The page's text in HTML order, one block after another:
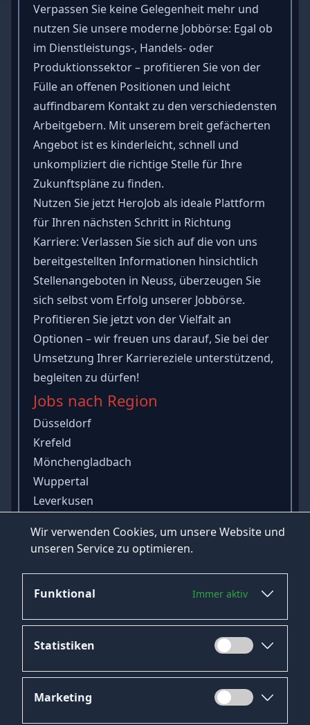
Wir verwenden Cookies, um unsere Website und
unseren Service zu optimieren.
Funktional Immer aktiv
Statistiken
Marketing
Verpassen Sie keine Gelegenheit mehr und
nutzen Sie unsere moderne Jobbörse: Egal ob
im Dienstleistungs-, Handels- oder
Produktionssektor – profitieren Sie von der
Fülle an offenen Positionen und leicht
auffindbarem Kontakt zu den verschiedensten
Arbeitgebern. Mit unserem breit gefächerten
Angebot ist es kinderleicht, schnell und
unkompliziert die richtige Stelle für Ihre
Zukunftspläne zu finden.
Nutzen Sie jetzt HeroJob als ideale Plattform
für Ihren nächsten Schritt in Richtung
Karriere: Verlassen Sie sich auf die von uns
bereitgestellten Informationen hinsichtlich
Stellenangeboten in Neuss, überzeugen Sie
sich selbst vom Erfolg unserer Jobbörse.
Profitieren Sie jetzt von der Vielfalt an
Optionen – wir freuen uns darauf, Sie bei der
Umsetzung Ihrer Karriereziele unterstützend,
begleiten zu dürfen!
Jobs nach Region
Düsseldorf
Krefeld
Mönchengladbach
Wuppertal
Leverkusen
Oberhausen
Mülheim an der Ruhr
Datenschutz